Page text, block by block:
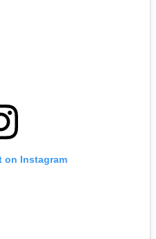
on Instagram